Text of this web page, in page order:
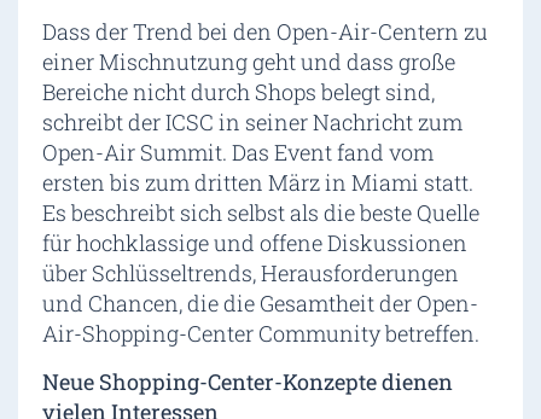
Dass der Trend bei den Open-Air-Centern zu
einer Mischnutzung geht und dass große
Bereiche nicht durch Shops belegt sind,
schreibt der ICSC in seiner Nachricht zum
Open-Air Summit. Das Event fand vom
ersten bis zum dritten März in Miami statt.
Es beschreibt sich selbst als die beste Quelle
für hochklassige und offene Diskussionen
über Schlüsseltrends, Herausforderungen
und Chancen, die die Gesamtheit der Open-
Air-Shopping-Center Community betreffen.
Neue Shopping-Center-Konzepte dienen
vielen Interessen